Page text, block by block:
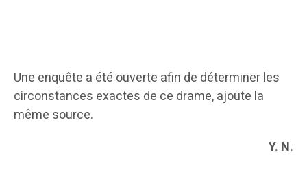
Une enquête a été ouverte afin de déterminer les
circonstances exactes de ce drame, ajoute la
même source.
Y. N.